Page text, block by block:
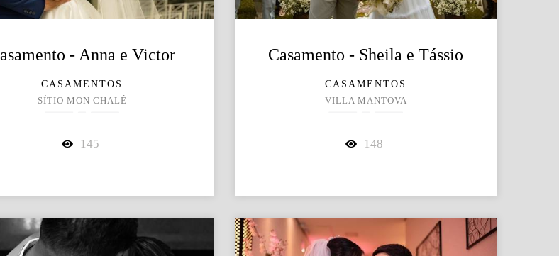
- Anna e Victor
CASAMENTOS
SÍTIO MON CHALÉ
145
Casamento - Sheila e Tássio
CASAMENTOS
VILLA MANTOVA
148